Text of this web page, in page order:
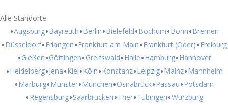
Alle Standorte
Augsburg Bayreuth Berlin Bielefeld Bochum Bonn Bremen
Düsseldorf Erlangen Frankfurt am Main Frankfurt (Oder) Freiburg
Gießen Göttingen Greifswald Halle Hamburg Hannover
Heidelberg Jena Kiel Köln Konstanz Leipzig Mainz Mannheim
Marburg Münster München Osnabrück Passau Potsdam
Regensburg Saarbrücken Trier Tübingen Würzburg